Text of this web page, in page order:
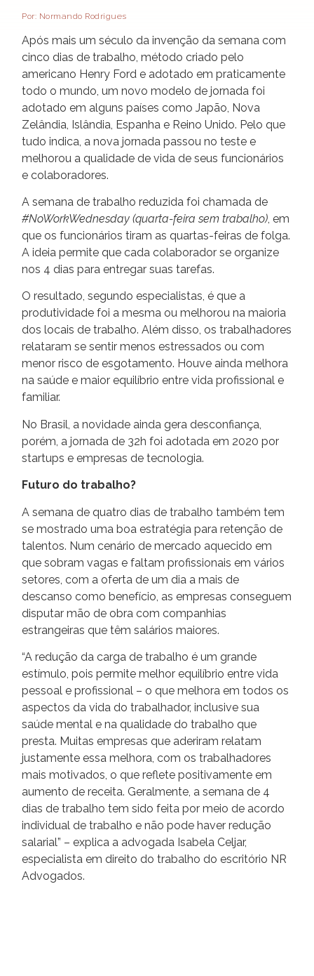
Por: Normando Rodrigues
Após mais um século da invenção da semana com
cinco dias de trabalho, método criado pelo
americano Henry Ford e adotado em praticamente
todo o mundo, um novo modelo de jornada foi
adotado em alguns países como Japão, Nova
Zelândia, Islândia, Espanha e Reino Unido. Pelo que
tudo indica, a nova jornada passou no teste e
melhorou a qualidade de vida de seus funcionários
e colaboradores.
A semana de trabalho reduzida foi chamada de
#NoWorkWednesday (quarta-feira sem trabalho), em
que os funcionários tiram as quartas-feiras de folga.
A ideia permite que cada colaborador se organize
nos 4 dias para entregar suas tarefas.
O resultado, segundo especialistas, é que a
produtividade foi a mesma ou melhorou na maioria
dos locais de trabalho. Além disso, os trabalhadores
relataram se sentir menos estressados ou com
menor risco de esgotamento. Houve ainda melhora
na saúde e maior equilíbrio entre vida profissional e
familiar.
No Brasil, a novidade ainda gera desconfiança,
porém, a jornada de 32h foi adotada em 2020 por
startups e empresas de tecnologia.
Futuro do trabalho?
A semana de quatro dias de trabalho também tem
se mostrado uma boa estratégia para retenção de
talentos. Num cenário de mercado aquecido em
que sobram vagas e faltam profissionais em vários
setores, com a oferta de um dia a mais de
descanso como benefício, as empresas conseguem
disputar mão de obra com companhias
estrangeiras que têm salários maiores.
“A redução da carga de trabalho é um grande
estímulo, pois permite melhor equilíbrio entre vida
pessoal e profissional – o que melhora em todos os
aspectos da vida do trabalhador, inclusive sua
saúde mental e na qualidade do trabalho que
presta. Muitas empresas que aderiram relatam
justamente essa melhora, com os trabalhadores
mais motivados, o que reflete positivamente em
aumento de receita. Geralmente, a semana de 4
dias de trabalho tem sido feita por meio de acordo
individual de trabalho e não pode haver redução
salarial” – explica a advogada Isabela Celjar,
especialista em direito do trabalho do escritório NR
Advogados.